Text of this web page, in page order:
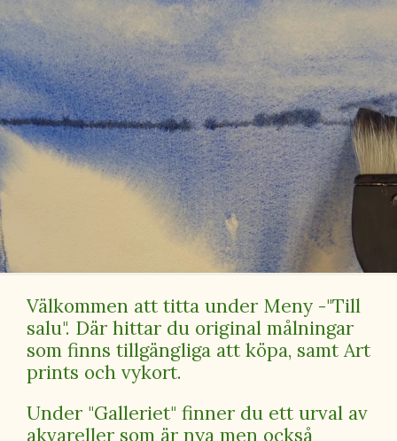
Välkommen att titta under Meny -"Till
salu". Där hittar du original målningar
som finns tillgängliga att köpa, samt Art
prints och vykort.
Under "Galleriet" finner du ett urval av
akvareller som är nya men också